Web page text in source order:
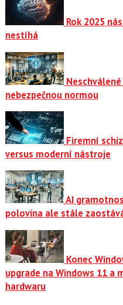
Rok 2025
nestíhá
nebezpečnou normou
Firemní
versus moderní nástroje
AI
polovina ale stále
Konec
upgrade na Windows 11 a
hardwaru